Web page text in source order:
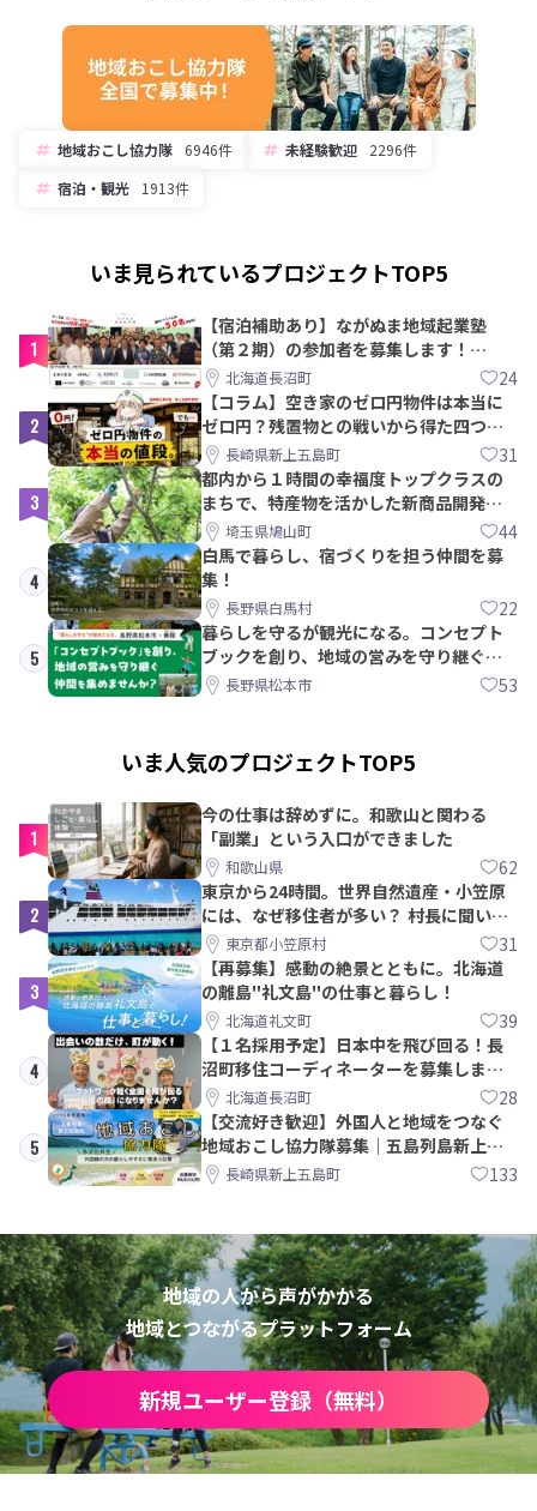
地域おこし協力隊 6946件 未経験歓迎
2296件
宿泊・観光
1913件
いま見られているプロジェクトTOP5
1
【宿泊補助あり】ながぬま地域起業塾
（第２期）の参加者を募集します！
【8/21〆】
北海道長沼町 24
2
【コラム】空き家のゼロ円物件は本当に
ゼロ円？残置物との戦いから得た四つの
教訓｜新上五島町
長崎県新上五島町 31
3
都内から１時間の幸福度トップクラスの
まちで、特産物を活かした新商品開発＆
PRメンバー募集！
埼玉県鳩山町 44
4
白馬で暮らし、宿づくりを担う仲間を募
集！
長野県白馬村 22
5
暮らしを守るが観光になる。コンセプト
ブックを創り、地域の営みを守り継ぐ仲
間を集めませんか？
長野県松本市 53
いま人気のプロジェクトTOP5
1
今の仕事は辞めずに。和歌山と関わる
「副業」という入口ができました
和歌山県 62
2
東京から24時間。世界自然遺産・小笠原
には、なぜ移住者が多い？ 村長に聞いて
みた東京都小笠原村 31
3
【再募集】感動の絶景とともに。北海道
の離島"礼文島"の仕事と暮らし！
北海道礼文町 39
4
【１名採用予定】日本中を飛び回る！長
沼町移住コーディネーターを募集しま
す！北海道長沼町 28
5
【交流好き歓迎】外国人と地域をつなぐ
地域おこし協力隊募集｜五島列島新上五
島町長崎県新上五島町 133
地域の人から声がかかる
地域とつながるプラットフォーム
新規ユーザー登録（無料）